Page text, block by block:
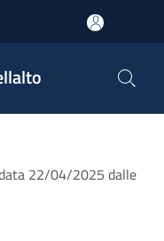
22/04/2025 dalle